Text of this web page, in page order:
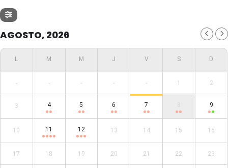
AGOSTO, 2026
- - - - - 1 2
3 4 5 6 7 8 9
10 11 12 13 14 15 16
17 18 19 20 21 22 23